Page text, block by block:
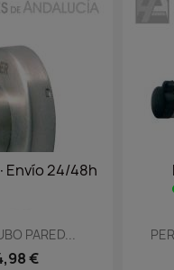
En Stock·Envío 24/
Vista rápida
PERCHA WPF-44 CABINAS...